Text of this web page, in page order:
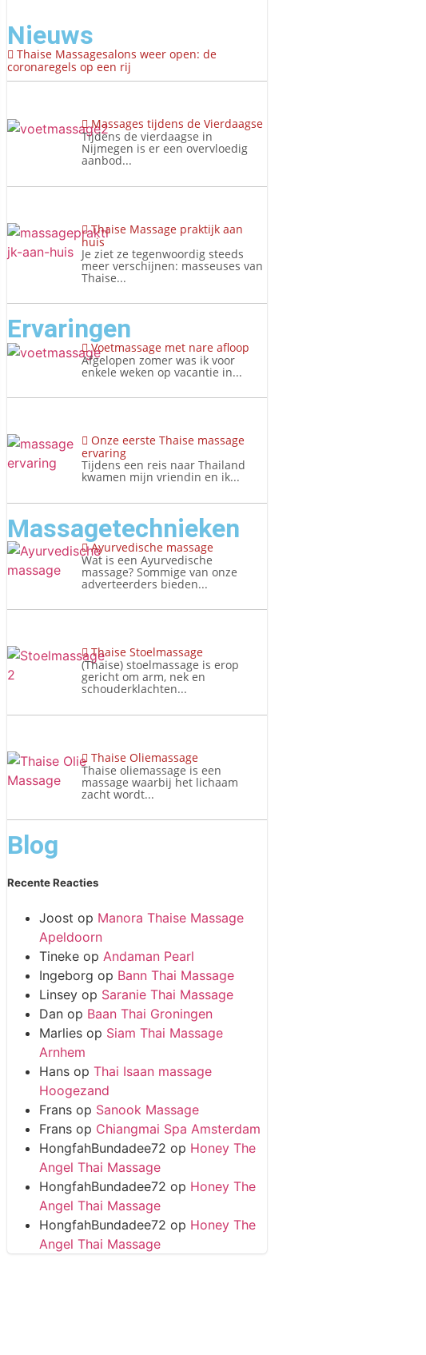
Nieuws
Thaise Massagesalons weer open: de
coronaregels op een rij
Massages tijdens de Vierdaagse
Tijdens de vierdaagse in
Nijmegen is er een overvloedig
aanbod...
Thaise Massage praktijk aan
huis
Je ziet ze tegenwoordig steeds
meer verschijnen: masseuses van
Thaise...
Ervaringen
Voetmassage met nare afloop
Afgelopen zomer was ik voor
enkele weken op vacantie in...
Onze eerste Thaise massage
ervaring
Tijdens een reis naar Thailand
kwamen mijn vriendin en ik...
Massagetechnieken
Ayurvedische massage
Wat is een Ayurvedische
massage? Sommige van onze
adverteerders bieden...
Thaise Stoelmassage
(Thaise) stoelmassage is erop
gericht om arm, nek en
schouderklachten...
Thaise Oliemassage
Thaise oliemassage is een
massage waarbij het lichaam
zacht wordt...
Blog
Recente Reacties
Joost op Manora Thaise Massage
Apeldoorn
Tinekeop Andaman Pearl
Ingeborg op Bann Thai Massage
Linseyop Saranie Thai Massage
Danop Baan Thai Groningen
Marliesop Siam Thai Massage
Arnhem
Hansop Thai Isaan massage
Hoogezand
Fransop Sanook Massage
Fransop Chiangmai Spa Amsterdam
HongfahBundadee72 op Honey The
Angel Thai Massage
HongfahBundadee72 op Honey The
Angel Thai Massage
HongfahBundadee72 op Honey The
Angel Thai Massage